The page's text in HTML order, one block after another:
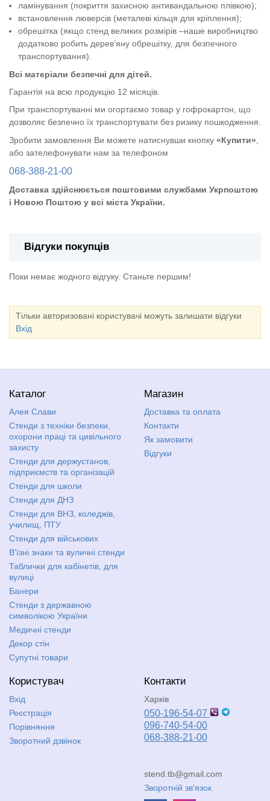
ламінування (покриття захисною антивандальною плівкою);
встановлення люверсів (металеві кільця для кріплення);
обрешітка (якщо стенд великих розмірів –наше виробництво
додатково робить дерев’яну обрешітку, для безпечного
транспортування).
Всі матеріали безпечні для дітей.
Гарантія на всю продукцію 12 місяців.
При транспортуванні ми огортаємо товар у гофрокартон, що
дозволяє безпечно їх транспортувати без ризику пошкодження.
Зробити замовлення Ви можете натиснувши кнопку «Купити»
або зателефонувати нам за телефоном
068-388-21-00
Доставка здійснюється поштовими службами Укрпоштою
і Новою Поштою у всі міста України.
Відгуки покупців
Поки немає жодного відгуку. Станьте першим!
Тільки авторизовані користувачі можуть залишати відгуки
Вхід
Каталог
Алея Слави
Стенди з техніки безпеки,
охорони праці та цивільного
захисту
Стенди для держустанов,
підприємств та організацій
Стенди для школи
Стенди для ДНЗ
Стенди для ВНЗ, коледжів,
училищ, ПТУ
Стенди для військових
В'їзні знаки та вуличні стенди
Таблички для кабінетів, для
вулиці
Банери
Стенди з державною
символікою України
Медичні стенди
Декор стін
Супутні товари
Магазин
Доставка та оплата
Контакти
Як замовити
Відгуки
Користувач
Вхід
Реєстрація
Порівняння
Зворотний дзвінок
Контакти
Харків
050-196-54-07
096-740-54-00
068-388-21-00
stend.tb@gmail.com
Зворотній зв'язок